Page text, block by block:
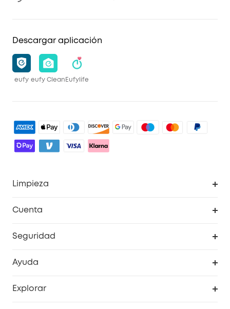
Descargar aplicación
eufy eufy Clean Eufylife
Limpieza
Cuenta
Seguridad
Ayuda
Explorar